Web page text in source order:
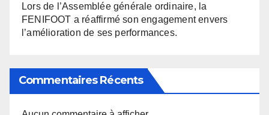
Lors de l’Assemblée générale ordinaire, la
FENIFOOT a réaffirmé son engagement envers
l’amélioration de ses performances.
Commentaires Récents